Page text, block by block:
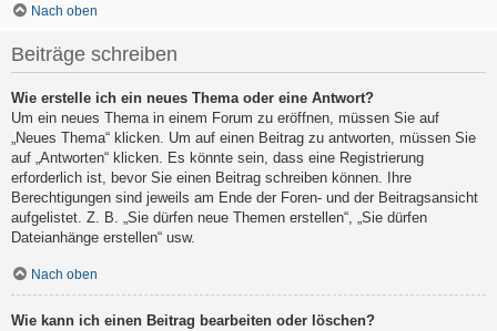
Nach oben
Beiträge schreiben
Wie erstelle ich ein neues Thema oder eine Antwort?
Um ein neues Thema in einem Forum zu eröffnen, müssen Sie auf
„Neues Thema“ klicken. Um auf einen Beitrag zu antworten, müssen Sie
auf „Antworten“ klicken. Es könnte sein, dass eine Registrierung
erforderlich ist, bevor Sie einen Beitrag schreiben können. Ihre
Berechtigungen sind jeweils am Ende der Foren- und der Beitragsansicht
aufgelistet. Z. B. „Sie dürfen neue Themen erstellen“, „Sie dürfen
Dateianhänge erstellen“ usw.
Nach oben
Wie kann ich einen Beitrag bearbeiten oder löschen?